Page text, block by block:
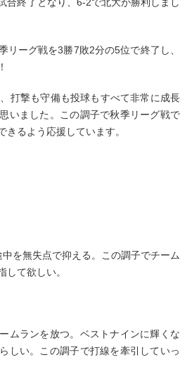
合終了となり、6-2で北大が勝利しまし
リーグ戦を3勝7敗2分の5位で終了し、
打撃も守備も投球もすべて非常に成長
いました。この調子で秋季リーグ戦で
きるよう応援しています。
を無失点で抑える。この調子でチーム
して欲しい。
ムランを放つ。ベストナインに輝くな
しい。この調子で打線を牽引していっ